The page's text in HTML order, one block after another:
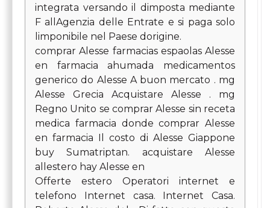
integrata versando il dimposta mediante
F allAgenzia delle Entrate e si paga solo
limponibile nel Paese dorigine.
comprar Alesse farmacias espaolas Alesse
en farmacia ahumada medicamentos
generico do Alesse A buon mercato . mg
Alesse Grecia Acquistare Alesse . mg
Regno Unito se comprar Alesse sin receta
medica farmacia donde comprar Alesse
en farmacia Il costo di Alesse Giappone
buy Sumatriptan. acquistare Alesse
allestero hay Alesse en
Offerte estero Operatori internet e
telefono Internet casa. Internet Casa.